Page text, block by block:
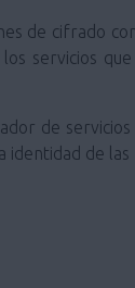
de cifrado
servicios
de
de las